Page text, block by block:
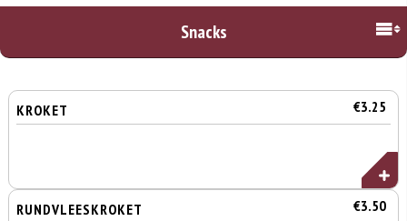
Snacks
KROKET €3.25
RUNDVLEESKROKET €3.50